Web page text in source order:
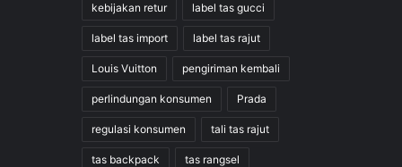
kebijakan retur label tas gucci
label tas import label tas rajut
Louis Vuitton pengiriman kembali
perlindungan konsumen Prada
regulasi konsumen tali tas rajut
tas backpack tas rangsel